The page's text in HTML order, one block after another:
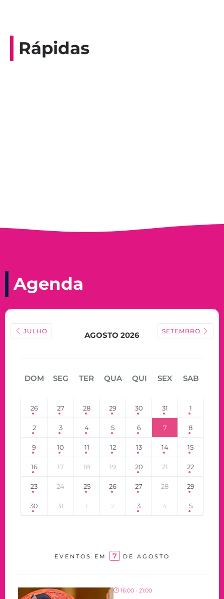
Rápidas
Agenda
JULHO AGOSTO 2026 SETEMBRO
DOM SEG TER QUA QUI SEX SAB
26 27 28 29 30 31 1
2 3 4 5 6 7 8
9 10 11 12 13 14 15
16 17 18 19 20 21 22
23 24 25 26 27 28 29
30 31 1 2 3 4 5
EVENTOS EM 7 DE AGOSTO
16:00 - 21:00